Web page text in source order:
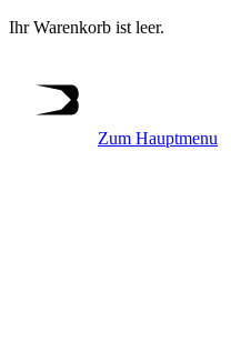
Ihr Warenkorb ist leer.
Zum Hauptmenu